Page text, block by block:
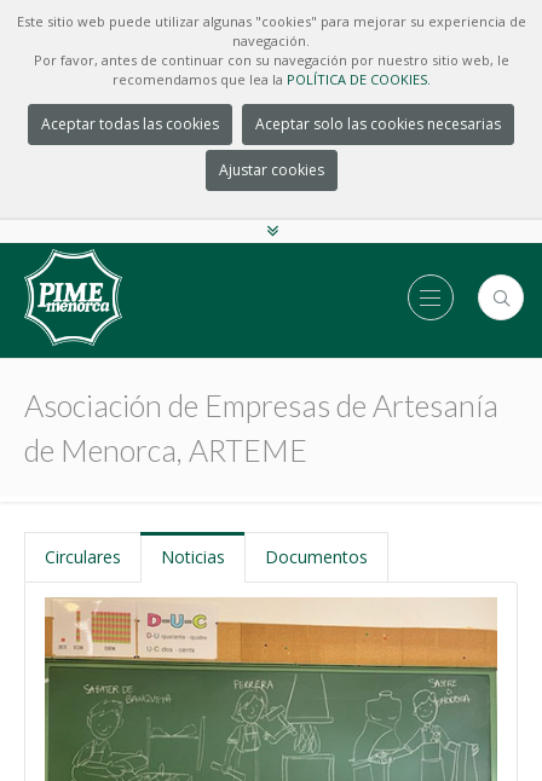
Este sitio web puede utilizar algunas "cookies" para mejorar su experiencia de
navegación.
Por favor, antes de continuar con su navegación por nuestro sitio web, le
recomendamos que lea la POLÍTICA DE COOKIES.
Aceptar todas las cookies Aceptar solo las cookies necesarias
Ajustar cookies
Asociación de Empresas de Artesanía
de Menorca, ARTEME
Circulares Noticias Documentos